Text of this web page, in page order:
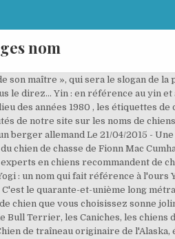
nom
maître », qui sera le slogan de la
le direz… Yin : en référence au yin et
des années 1980 , les étiquettes
de notre site sur les noms de
allemand Le 21/04/2015 -
chien de chasse de Fionn Mac
en chiens recommandent de
: un nom qui fait référence à l'ours
le quarante-et-unième long
chien que vous choisissez sonne
Terrier, les Caniches, les chiens
de traîneau originaire de